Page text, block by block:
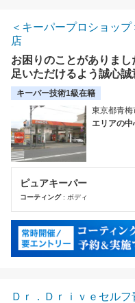
＜キーパープロショッ
店
お困りのことがありま
足いただけるよう誠心誠
キーパー技術1級在籍
東京都青
エリアの中
ピュアキーパー
コーティング: ボディ
Ｄｒ．Ｄｒｉｖｅセル